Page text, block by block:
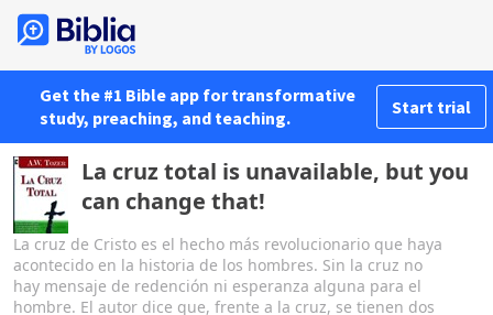
Get the #1 Bible app for transformative
study, preaching, and teaching.
Start trial
La cruz total is unavailable, but you
can change that!
La cruz de Cristo es el hecho más revolucionario que haya
acontecido en la historia de los hombres. Sin la cruz no
hay mensaje de redención ni esperanza alguna para el
hombre. El autor dice que, frente a la cruz, se tienen dos